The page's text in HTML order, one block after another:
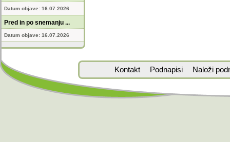
Datum objave: 16.07.2026
Pred in po snemanju ...
Datum objave: 16.07.2026
Kontakt Podnapisi Naloži